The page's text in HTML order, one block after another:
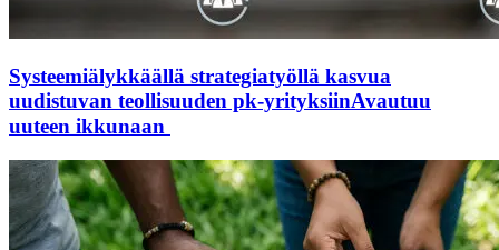
Systeemiälykkäällä strategiatyöllä kasvua
uudistuvan teollisuuden pk-yrityksiinAvautuu
uuteen ikkunaan